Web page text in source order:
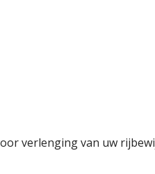
verlenging van uw